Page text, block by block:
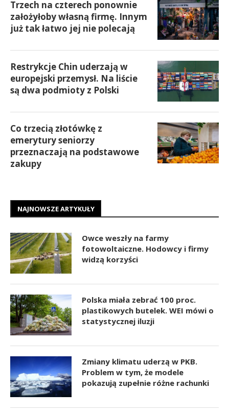
Trzech na czterech ponownie
założyłoby własną firmę. Innym
już tak łatwo jej nie polecają
Restrykcje Chin uderzają w
europejski przemysł. Na liście
są dwa podmioty z Polski
Co trzecią złotówkę z
emerytury seniorzy
przeznaczają na podstawowe
zakupy
NAJNOWSZE ARTYKUŁY
Owce weszły na farmy
fotowoltaiczne. Hodowcy i firmy
widzą korzyści
Polska miała zebrać 100 proc.
plastikowych butelek. WEI mówi o
statystycznej iluzji
Zmiany klimatu uderzą w PKB.
Problem w tym, że modele
pokazują zupełnie różne rachunki